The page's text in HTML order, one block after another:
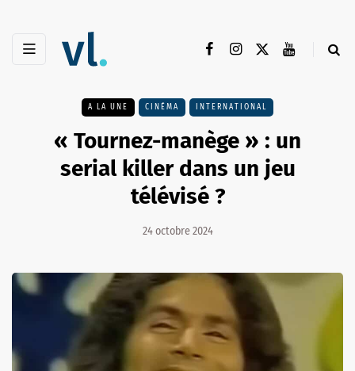
A LA UNE CINÉMA INTERNATIONAL
« Tournez-manège » : un
serial killer dans un jeu
télévisé ?
24 octobre 2024